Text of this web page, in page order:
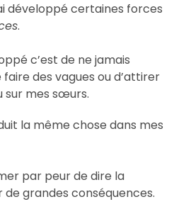
développé certaines forces
.
c’est de ne jamais
des vagues ou d’attirer
sur mes sœurs.
la même chose dans mes
par peur de dire la
grandes conséquences.